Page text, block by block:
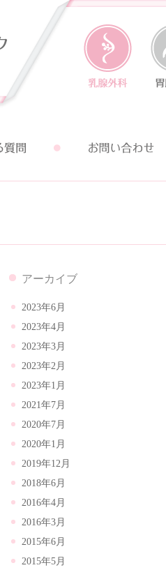
アーカイブ
2023年6月
2023年4月
2023年3月
2023年2月
2023年1月
2021年7月
2020年7月
2020年1月
2019年12月
2018年6月
2016年4月
2016年3月
2015年6月
2015年5月